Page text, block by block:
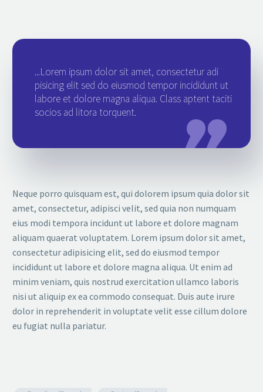
...Lorem ipsum dolor sit amet, consectetur adi
pisicing elit sed do eiusmod tempor incididunt ut
labore et dolore magna aliqua. Class aptent taciti
socios ad litora torquent.
Neque porro quisquam est, qui dolorem ipsum quia dolor sit
amet, consectetur, adipisci velit, sed quia non numquam
eius modi tempora incidunt ut labore et dolore magnam
aliquam quaerat voluptatem. Lorem ipsum dolor sit amet,
consectetur adipisicing elit, sed do eiusmod tempor
incididunt ut labore et dolore magna aliqua. Ut enim ad
minim veniam, quis nostrud exercitation ullamco laboris
nisi ut aliquip ex ea commodo consequat. Duis aute irure
dolor in reprehenderit in voluptate velit esse cillum dolore
eu fugiat nulla pariatur.